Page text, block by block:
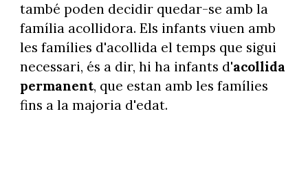
també poden decidir quedar-se amb la
família acollidora. Els infants viuen amb
les famílies d'acollida el temps que sigui
necessari, és a dir, hi ha infants d'acollida
permanent, que estan amb les famílies
fins a la majoria d'edat.